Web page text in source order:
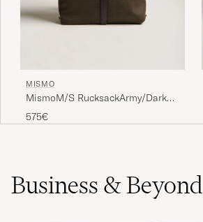
MISMO
MismoM/S RucksackArmy/Dark
Brown
575€
Business & Beyond